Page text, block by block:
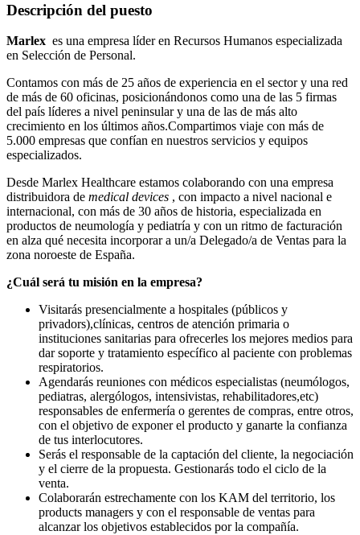
Descripción del puesto
Marlex es una empresa líder en Recursos Humanos especializada
en Selección de Personal.
Contamos con más de 25 años de experiencia en el sector y una red
de más de 60 oficinas, posicionándonos como una de las 5 firmas
del país líderes a nivel peninsular y una de las de más alto
crecimiento en los últimos años.Compartimos viaje con más de
5.000 empresas que confían en nuestros servicios y equipos
especializados.
Desde Marlex Healthcare estamos colaborando con una empresa
distribuidora de medical devices , con impacto a nivel nacional e
internacional, con más de 30 años de historia, especializada en
productos de neumología y pediatría y con un ritmo de facturación
en alza qué necesita incorporar a un/a Delegado/a de Ventas para la
zona noroeste de España.
¿Cuál será tu misión en la empresa?
Visitarás presencialmente a hospitales (públicos y
privadors),clínicas, centros de atención primaria o
instituciones sanitarias para ofrecerles los mejores medios para
dar soporte y tratamiento específico al paciente con problemas
respiratorios.
Agendarás reuniones con médicos especialistas (neumólogos,
pediatras, alergólogos, intensivistas, rehabilitadores,etc)
responsables de enfermería o gerentes de compras, entre otros,
con el objetivo de exponer el producto y ganarte la confianza
de tus interlocutores.
Serás el responsable de la captación del cliente, la negociación
y el cierre de la propuesta. Gestionarás todo el ciclo de la
venta.
Colaborarán estrechamente con los KAM del territorio, los
products managers y con el responsable de ventas para
alcanzar los objetivos establecidos por la compañía.